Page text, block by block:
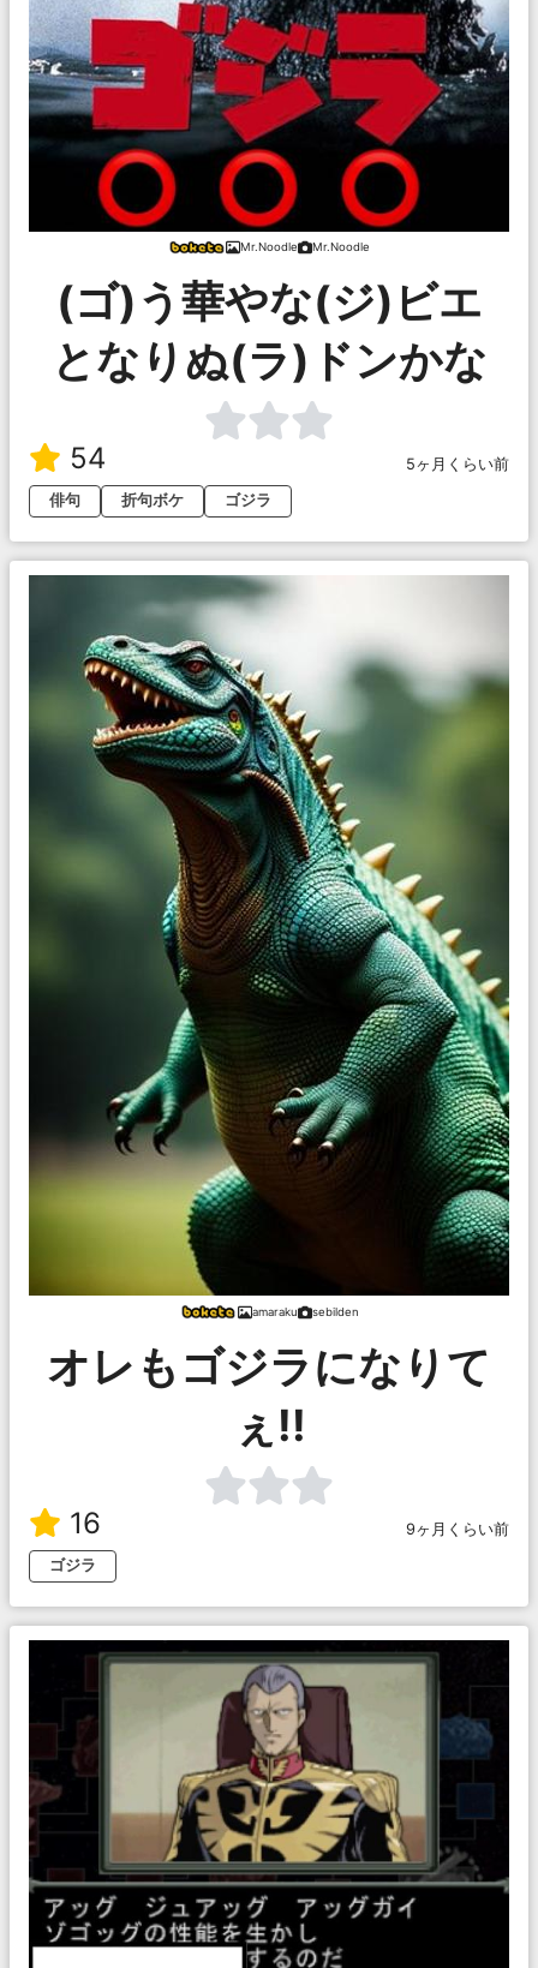
Mr.Noodle Mr.Noodle
(ゴ)う華やな(ジ)ビエ
となりぬ(ラ)ドンかな
54
5ヶ月くらい前
俳句
折句ボケ ゴジラ
amaraku sebilden
オレもゴジラになりて
ぇ!!
16
9ヶ月くらい前
ゴジラ